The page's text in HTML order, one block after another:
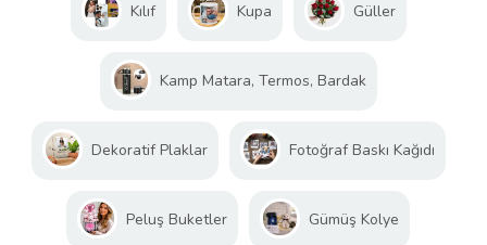
Kılıf Kupa Güller
Kamp Matara, Termos, Bardak
Dekoratif Plaklar Fotoğraf Baskı Kağıdı
Peluş Buketler Gümüş Kolye